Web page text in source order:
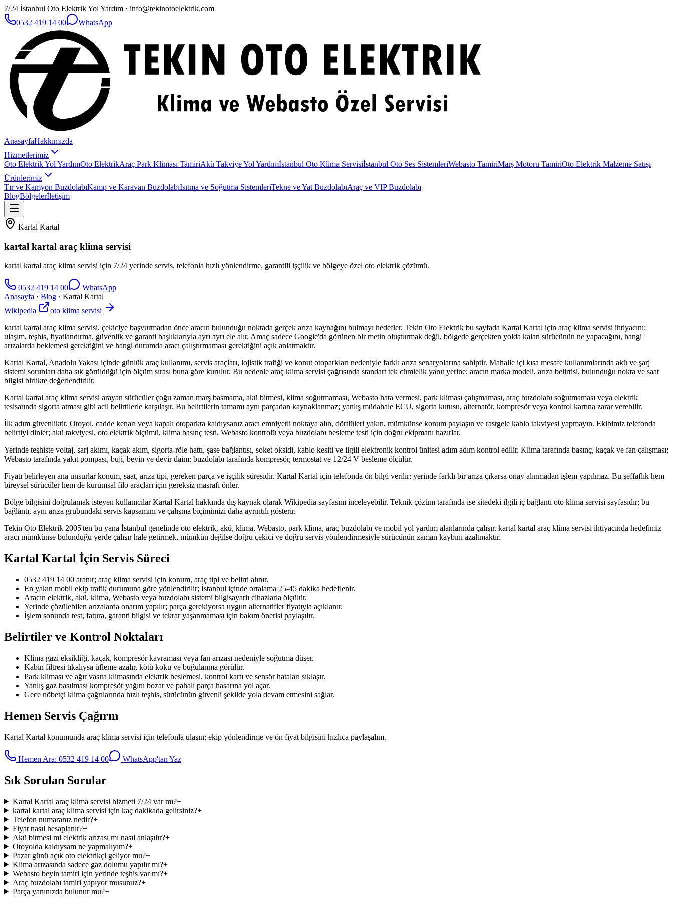
7/24 İstanbul Oto Elektrik Yol Yardım · info@tekinotoelektrik.com
0532 419 14 00
WhatsApp
AnasayfaHakkımızda
Hizmetlerimiz
Oto Elektrik Yol YardımOto ElektrikAraç Park Kliması TamiriAkü Takviye Yol Yardımİstanbul Oto Klima Servisiİstanbul Oto Ses SistemleriWebasto TamiriMarş Motoru TamiriOto Elektrik Malzeme Satışı
Ürünlerimiz
Tır ve Kamyon BuzdolabıKamp ve Karavan BuzdolabıIsıtma ve Soğutma SistemleriTekne ve Yat BuzdolabıAraç ve VIP Buzdolabı
BlogBölgelerİletişim
Kartal Kartal
kartal kartal araç klima servisi
kartal kartal araç klima servisi için 7/24 yerinde servis, telefonla hızlı yönlendirme, garantili işçilik ve bölgeye özel oto elektrik çözümü.
0532 419 14 00
WhatsApp
Anasayfa · Blog · Kartal Kartal
Wikipedia
oto klima servisi
kartal kartal araç klima servisi, çekiciye başvurmadan önce aracın bulunduğu noktada gerçek arıza kaynağını bulmayı hedefler. Tekin Oto Elektrik bu sayfada Kartal Kartal için araç klima servisi ihtiyacını;
ulaşım, teşhis, fiyatlandırma, güvenlik ve garanti başlıklarıyla ayrı ayrı ele alır. Amaç sadece Google'da görünen bir metin oluşturmak değil, bölgede gerçekten yolda kalan sürücünün ne yapacağını, hangi
arızalarda beklemesi gerektiğini ve hangi durumda aracı çalıştırmaması gerektiğini açık anlatmaktır.
Kartal Kartal, Anadolu Yakası içinde günlük araç kullanımı, servis araçları, lojistik trafiği ve konut otoparkları nedeniyle farklı arıza senaryolarına sahiptir. Mahalle içi kısa mesafe kullanımlarında akü ve şarj
sistemi sorunları daha sık görüldüğü için ölçüm sırası buna göre kurulur. Bu nedenle araç klima servisi çağrısında standart tek cümlelik yanıt yerine; aracın marka modeli, arıza belirtisi, bulunduğu nokta ve saat
bilgisi birlikte değerlendirilir.
Kartal kartal araç klima servisi arayan sürücüler çoğu zaman marş basmama, akü bitmesi, klima soğutmaması, Webasto hata vermesi, park kliması çalışmaması, araç buzdolabı soğutmaması veya elektrik
tesisatında sigorta atması gibi acil belirtilerle karşılaşır. Bu belirtilerin tamamı aynı parçadan kaynaklanmaz; yanlış müdahale ECU, sigorta kutusu, alternatör, kompresör veya kontrol kartına zarar verebilir.
İlk adım güvenliktir. Otoyol, cadde kenarı veya kapalı otoparkta kaldıysanız aracı emniyetli noktaya alın, dörtlüleri yakın, mümkünse konum paylaşın ve rastgele kablo takviyesi yapmayın. Ekibimiz telefonda
belirtiyi dinler; akü takviyesi, oto elektrik ölçümü, klima basınç testi, Webasto kontrolü veya buzdolabı besleme testi için doğru ekipmanı hazırlar.
Yerinde teşhiste voltaj, şarj akımı, kaçak akım, sigorta-röle hattı, şase bağlantısı, soket oksidi, kablo kesiti ve ilgili elektronik kontrol ünitesi adım adım kontrol edilir. Klima tarafında basınç, kaçak ve fan çalışması;
Webasto tarafında yakıt pompası, buji, beyin ve devir daim; buzdolabı tarafında kompresör, termostat ve 12/24 V besleme ölçülür.
Fiyatı belirleyen ana unsurlar konum, saat, arıza tipi, gereken parça ve işçilik süresidir. Kartal Kartal için telefonda ön bilgi verilir; yerinde farklı bir arıza çıkarsa onay alınmadan işlem yapılmaz. Bu şeffaflık hem
bireysel sürücüler hem de kurumsal filo araçları için gereksiz masrafı önler.
Bölge bilgisini doğrulamak isteyen kullanıcılar Kartal Kartal hakkında dış kaynak olarak Wikipedia sayfasını inceleyebilir. Teknik çözüm tarafında ise sitedeki ilgili iç bağlantı oto klima servisi sayfasıdır; bu
bağlantı, aynı arıza grubundaki servis kapsamını ve çalışma biçimimizi daha ayrıntılı gösterir.
Tekin Oto Elektrik 2005'ten bu yana İstanbul genelinde oto elektrik, akü, klima, Webasto, park klima, araç buzdolabı ve mobil yol yardım alanlarında çalışır. kartal kartal araç klima servisi ihtiyacında hedefimiz
aracı mümkünse bulunduğu yerde çalışır hale getirmek, mümkün değilse doğru çekici ve doğru servis yönlendirmesiyle sürücünün zaman kaybını azaltmaktır.
Kartal Kartal İçin Servis Süreci
0532 419 14 00 aranır; araç klima servisi için konum, araç tipi ve belirti alınır.
En yakın mobil ekip trafik durumuna göre yönlendirilir; İstanbul içinde ortalama 25-45 dakika hedeflenir.
Aracın elektrik, akü, klima, Webasto veya buzdolabı sistemi bilgisayarlı cihazlarla ölçülür.
Yerinde çözülebilen arızalarda onarım yapılır; parça gerekiyorsa uygun alternatifler fiyatıyla açıklanır.
İşlem sonunda test, fatura, garanti bilgisi ve tekrar yaşanmaması için bakım önerisi paylaşılır.
Belirtiler ve Kontrol Noktaları
Klima gazı eksikliği, kaçak, kompresör kavraması veya fan arızası nedeniyle soğutma düşer.
Kabin filtresi tıkalıysa üfleme azalır, kötü koku ve buğulanma görülür.
Park kliması ve ağır vasıta klimasında elektrik beslemesi, kontrol kartı ve sensör hataları sıklaşır.
Yanlış gaz basılması kompresör yağını bozar ve pahalı parça hasarına yol açar.
Gece nöbetçi klima çağrılarında hızlı teşhis, sürücünün güvenli şekilde yola devam etmesini sağlar.
Hemen Servis Çağırın
Kartal Kartal konumunda araç klima servisi için telefonla ulaşın; ekip yönlendirme ve ön fiyat bilgisini hızlıca paylaşalım.
Hemen Ara: 0532 419 14 00 WhatsApp'tan Yaz
Sık Sorulan Sorular
Kartal Kartal araç klima servisi hizmeti 7/24 var mı?+
kartal kartal araç klima servisi için kaç dakikada gelirsiniz?+
Telefon numaranız nedir?+
Fiyat nasıl hesaplanır?+
Akü bitmesi mi elektrik arızası mı nasıl anlaşılır?+
Otoyolda kaldıysam ne yapmalıyım?+
Pazar günü açık oto elektrikçi geliyor mu?+
Klima arızasında sadece gaz dolumu yapılır mı?+
Webasto beyin tamiri için yerinde teşhis var mı?+
Araç buzdolabı tamiri yapıyor musunuz?+
Parça yanınızda bulunur mu?+